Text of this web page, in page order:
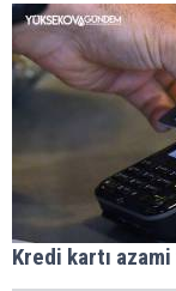
Kredi kartı